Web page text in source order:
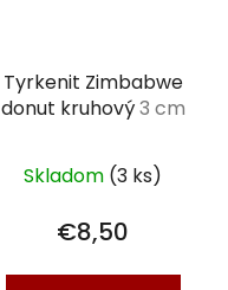
Tyrkenit Zimbabwe
donut kruhový3 cm
Skladom (3 ks)
€8,50